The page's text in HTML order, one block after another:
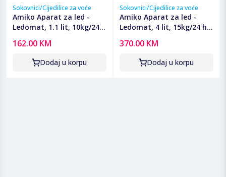
Sokovnici/Cijedilice za voće
Amiko Aparat za led -
Ledomat, 1.1 lit, 10kg/24
162.00 KM
Dodaj u korpu
Sokovnici/Cijedilice za voće
Amiko Aparat za led -
Ledomat, 4 lit, 15kg/24 h -
370.00 KM
Dodaj u korpu